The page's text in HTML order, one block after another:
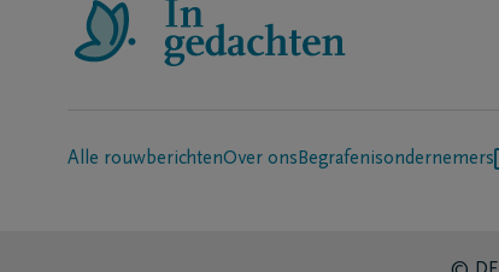
Alle rouwberichtenOver ons Begrafenisondernemers